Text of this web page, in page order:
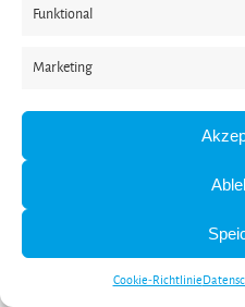
Funktional
Marketing
Cookie-Richtlinie
* Alle Preise inkl. gesetzl. Mehrwertsteuer
Deutschlands).
Informationen zur Berechnung des